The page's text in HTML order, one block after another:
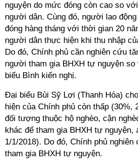
nguyện do mức đóng còn cao so
người dân. Cùng đó, người lao
đóng hàng tháng với thời gian 20
người dân thực hiện khi thu nhập
Do đó, Chính phủ cần nghiên cứu
người tham gia BHXH tự nguyện
biểu Bình kiến nghị.
Đại biểu Bùi Sỹ Lợi (Thanh Hóa)
hiện của Chính phủ còn thấp (30%,
đối tượng thuộc hộ nghèo, cận
khác để tham gia BHXH tự nguyện,
1/1/2018). Do đó, Chính phủ
tham gia BHXH tự nguyện.